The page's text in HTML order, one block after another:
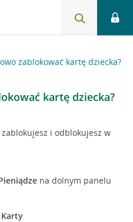
zablokować kartę dziecka?
kartę dziecka?
i odblokujesz w
na dolnym panelu
Karty